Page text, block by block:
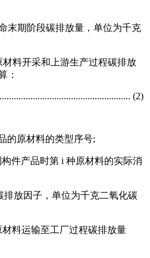
期阶段碳排放量，单位为千克
料开采和上游生产过程碳排放
：
(2)
原材料的类型序号;
件产品时第 i 种原材料的实际消
放因子，单位为千克二氧化碳
料运输至工厂过程碳排放量